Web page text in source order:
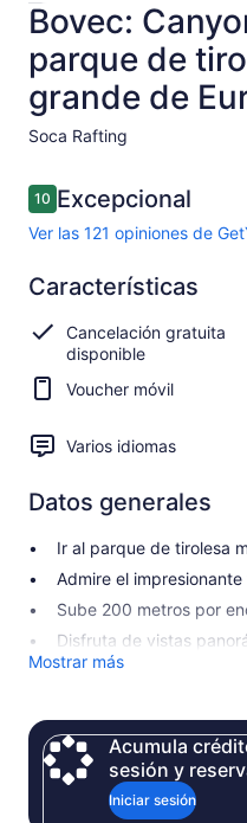
Bovec:
parque de
grande de
Soca Rafting​
Opiniones
1010 de 10,
Excepcional
Ver las 121 opiniones de
10.0
10.0 de 10
Excepcional
Ver las 121
opiniones de
GetYourGuide
Características
Cancelación gratuita
disponible
Voucher móvil
Varios idiomas
Datos generales
Ir al parque de tirolesa
Admire el
Sube 200 metros por
Disfruta de vistas
Mostrar más
Acumula
sesión y
Iniciar sesión